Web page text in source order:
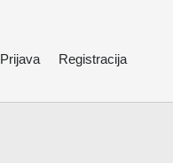
Prijava Registracija